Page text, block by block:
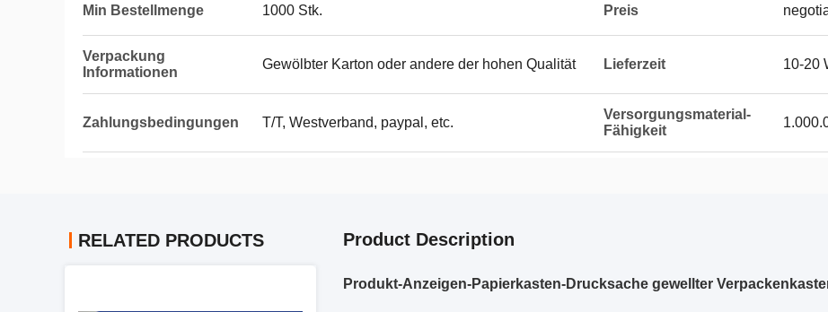
Min Bestellmenge 1000 Stk. Preis
Verpackung
Informationen
Gewölbter Karton oder andere der hohen Qualität Lieferzeit 10-20
Zahlungsbedingungen T/T, Westverband, paypal, etc.
Versorgungsmaterial-
Fähigkeit
RELATED PRODUCTS Product Description
Produkt-Anzeigen-Papierkasten-Drucksache gewellter